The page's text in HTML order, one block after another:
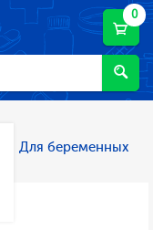
0
Для беременных